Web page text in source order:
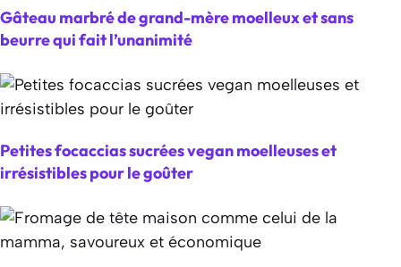
Gâteau marbré de grand-mère moelleux et sans
beurre qui fait l’unanimité
Petites focaccias sucrées vegan moelleuses et
irrésistibles pour le goûter